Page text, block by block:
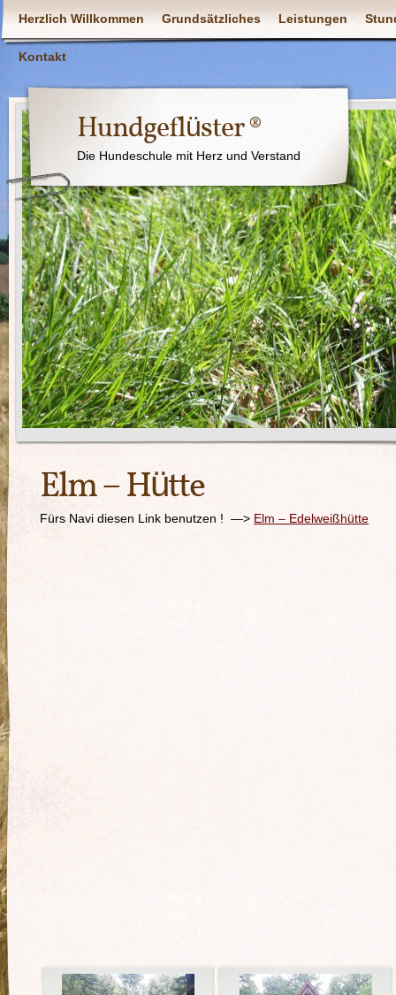
Herzlich Willkommen Grundsätzliches Leistungen
Kontakt
Hundgeflüster ®
Die Hundeschule mit Herz und Verstand
Elm – Hütte
Fürs Navi diesen Link benutzen ! —> Elm – Edelweißhütte